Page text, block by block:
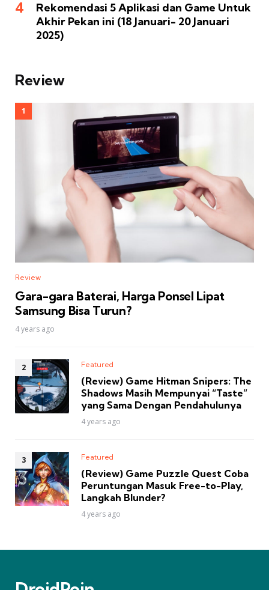
Rekomendasi 5 Aplikasi dan Game Untuk
Akhir Pekan ini (18 Januari- 20 Januari
2025)
Review
Review
Gara-gara Baterai, Harga Ponsel Lipat
Samsung Bisa Turun?
4 years ago
Featured
(Review) Game Hitman Snipers: The
Shadows Masih Mempunyai “Taste”
yang Sama Dengan Pendahulunya
4 years ago
Featured
(Review) Game Puzzle Quest Coba
Peruntungan Masuk Free-to-Play,
Langkah Blunder?
4 years ago